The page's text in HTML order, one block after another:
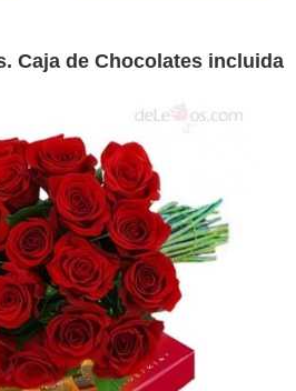
Caja de Chocolates incluida